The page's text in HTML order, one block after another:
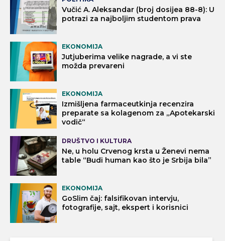
Vučić A. Aleksandar (broj dosijea 88-8): U
potrazi za najboljim studentom prava
EKONOMIJA
Jutjuberima velike nagrade, a vi ste
možda prevareni
EKONOMIJA
Izmišljena farmaceutkinja recenzira
preparate sa kolagenom za „Apotekarski
vodič“
DRUŠTVO I KULTURA
Ne, u holu Crvenog krsta u Ženevi nema
table “Budi human kao što je Srbija bila”
EKONOMIJA
GoSlim čaj: falsifikovan intervju,
fotografije, sajt, ekspert i korisnici